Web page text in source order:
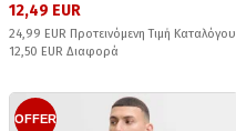
12,49 EUR
24,99 EUR Προτεινόμενη Τιμή Καταλόγου
12,50 EUR Διαφορά
OFFER